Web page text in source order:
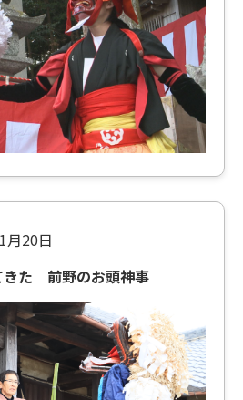
月20日
きた 前野のお頭神事